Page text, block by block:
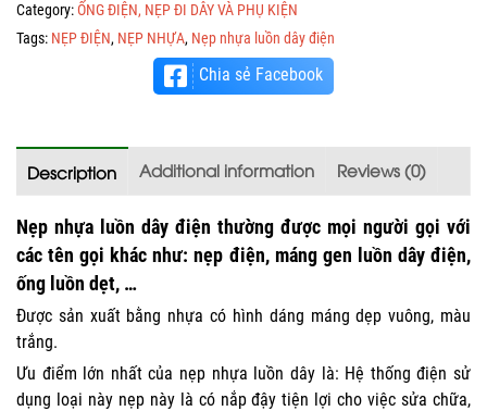
Category:ỐNG ĐIỆN, NẸP ĐI DÂY VÀ PHỤ KIỆN
Tags: NẸP ĐIỆN, NẸP NHỰA, Nẹp nhựa luồn dây điện
Chia sẻ Facebook
Description Additional information Reviews (0)
Nẹp nhựa luồn dây điện thường được mọi người gọi với
các tên gọi khác như: nẹp điện, máng gen luồn dây điện,
ống luồn dẹt, …
Được sản xuất bằng nhựa có hình dáng máng dẹp vuông, màu
trắng.
Ưu điểm lớn nhất của nẹp nhựa luồn dây là: Hệ thống điện sử
dụng loại này nẹp này là có nắp đậy tiện lợi cho việc sửa chữa,